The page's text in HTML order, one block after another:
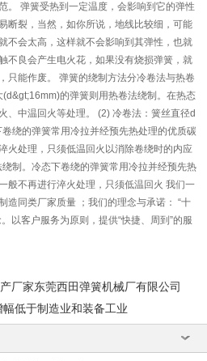
。 弹簧受热到一定温度，会影响到它的弹性
断裂，当然，如你所说，地线比较细，可能
不会太高，这样就不会影响到其弹性，也就
不良会产生电火花，如果没有烧损弹簧，就
只能作废。 弹簧的绕制方法分冷卷法与热卷
(d&gt;16mm)的弹簧则用热卷法绕制。在热态
、中温回火等处理。
(2) 冷卷法：簧丝直径d
绕的弹簧常用冷拉并经预先热处理的优质碳
火处理，只须低温回火以消除卷绕时的内应
制。冷态下卷绕的弹簧常用冷拉并经预先热
般不再进行淬火处理，只须低温回火 我们一
造同类厂家质量 ；我们的理念与承诺： “十
以客户服务为原则，提供“快捷、周到”的服
厂家东莞西田弹簧机械厂有限公司
低于制造业和装备工业